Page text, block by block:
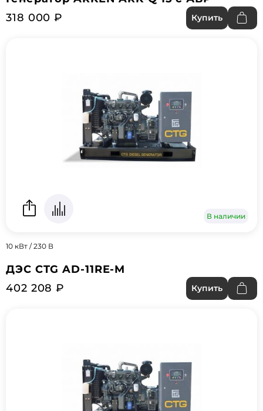
318 000 ₽
Купить
В наличии
10 кВт / 230 В
ДЭС CTG AD-11RE-M
402 208 ₽
Купить